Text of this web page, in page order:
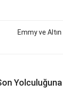
Emmy ve Altın
Yolculuğuna